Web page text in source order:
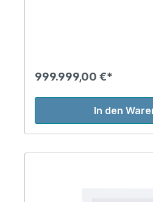
999.999,00 €*
In den